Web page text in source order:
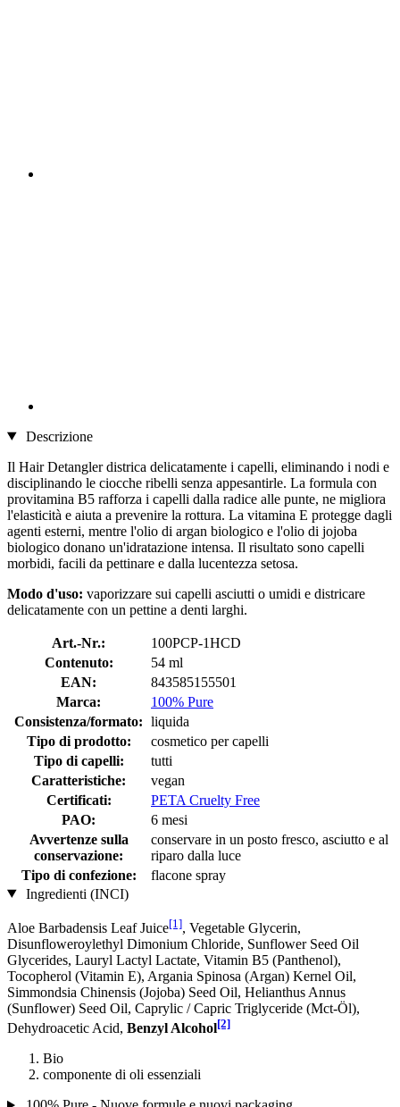
Descrizione
Il Hair Detangler districa delicatamente i capelli, eliminando i nodi e
disciplinando le ciocche ribelli senza appesantirle. La formula con
provitamina B5 rafforza i capelli dalla radice alle punte, ne migliora
l'elasticità e aiuta a prevenire la rottura. La vitamina E protegge dagli
agenti esterni, mentre l'olio di argan biologico e l'olio di jojoba
biologico donano un'idratazione intensa. Il risultato sono capelli
morbidi, facili da pettinare e dalla lucentezza setosa.
Modo d'uso: vaporizzare sui capelli asciutti o umidi e districare
delicatamente con un pettine a denti larghi.
Art.-Nr.:
100PCP-1HCD
Contenuto:
54 ml
EAN:
843585155501
Marca:
100% Pure
Consistenza/formato: liquida
Tipo di prodotto:
cosmetico per capelli
Tipo di capelli:
tutti
Caratteristiche:
vegan
Certificati:
PETA Cruelty Free
PAO:
6 mesi
Avvertenze sulla
conservazione:
conservare in un posto fresco, asciutto e al
riparo dalla luce
Tipo di confezione:
flacone spray
Ingredienti (INCI)
Aloe Barbadensis Leaf Juice[1], Vegetable Glycerin,
Disunfloweroylethyl Dimonium Chloride, Sunflower Seed Oil
Glycerides, Lauryl Lactyl Lactate, Vitamin B5 (Panthenol),
Tocopherol (Vitamin E), Argania Spinosa (Argan) Kernel Oil,
Simmondsia Chinensis (Jojoba) Seed Oil, Helianthus Annus
(Sunflower) Seed Oil, Caprylic / Capric Triglyceride (Mct-Öl),
Dehydroacetic Acid, Benzyl Alcohol[2]
Bio
componente di oli essenziali